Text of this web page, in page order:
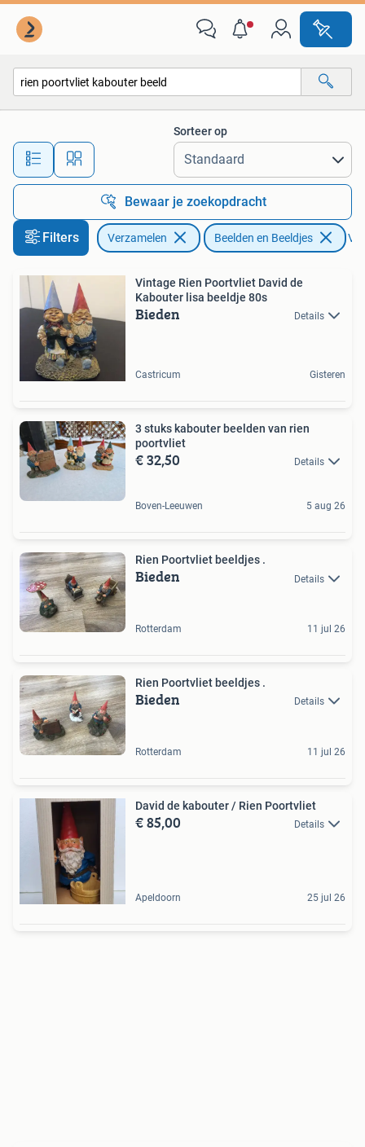
Alle afstanden…
Sorteer op
Bewaar je zoekopdracht
Filters Verzamelen Beelden en Beeldjes
Vintage Rien Poortvliet David de
Kabouter lisa beeldje 80s
Bieden Details
Castricum Gisteren
3 stuks kabouter beelden van rien
poortvliet
€ 32,50 Details
Boven-Leeuwen 5 aug 26
Rien Poortvliet beeldjes .
Bieden Details
Rotterdam 11 jul 26
Rien Poortvliet beeldjes .
Bieden Details
Rotterdam 11 jul 26
David de kabouter / Rien Poortvliet
€ 85,00 Details
Apeldoorn 25 jul 26